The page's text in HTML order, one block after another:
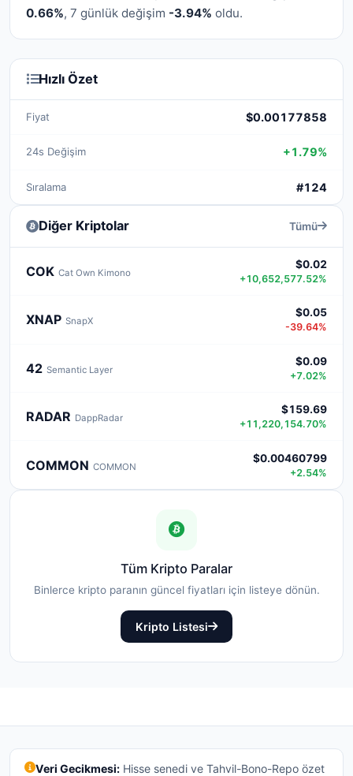
0.66%, 7 günlük değişim -3.94% oldu.
Hızlı Özet
Fiyat $0.00177858
24s Değişim +1.79%
Sıralama #124
Diğer Kriptolar Tümü
COK Cat Own Kimono
$0.02
+10,652,577.52%
XNAP SnapX
$0.05
-39.64%
42 Semantic Layer
$0.09
+7.02%
RADAR DappRadar
$159.69
+11,220,154.70%
COMMON COMMON
$0.00460799
+2.54%
Tüm Kripto Paralar
Binlerce kripto paranın güncel fiyatları için listeye dönün.
Kripto Listesi
Veri Gecikmesi:Hisse senedi ve Tahvil-Bono-Repo özet